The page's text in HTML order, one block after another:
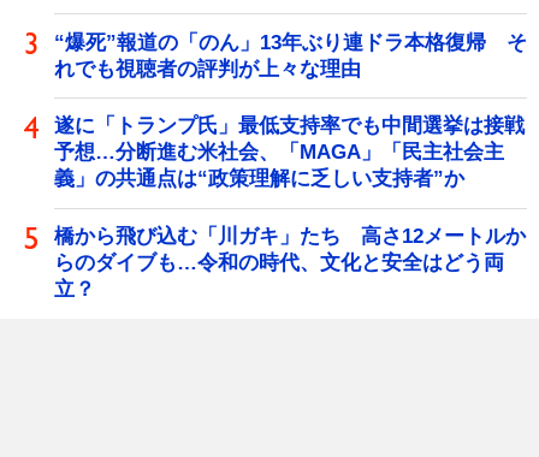
“爆死”報道の「のん」13年ぶり連ドラ本格復帰 そ
れでも視聴者の評判が上々な理由
遂に「トランプ氏」最低支持率でも中間選挙は接戦
予想…分断進む米社会、「MAGA」「民主社会主
義」の共通点は“政策理解に乏しい支持者”か
橋から飛び込む「川ガキ」たち 高さ12メートルか
らのダイブも…令和の時代、文化と安全はどう両
立？